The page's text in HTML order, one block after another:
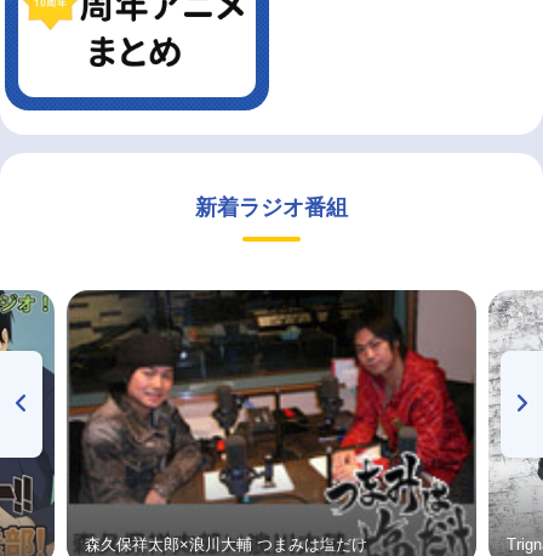
新着ラジオ番組
森久保祥太郎×浪川大輔 つまみは塩だけ